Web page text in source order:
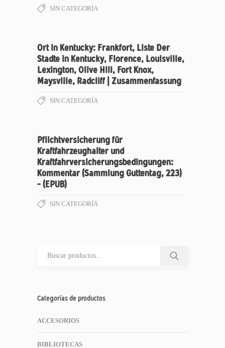
SIN CATEGORÍA
Ort in Kentucky: Frankfort, Liste Der
Stadte in Kentucky, Florence, Louisville,
Lexington, Olive Hill, Fort Knox,
Maysville, Radcliff | Zusammenfassung
SIN CATEGORÍA
Pflichtversicherung für
Kraftfahrzeughalter und
Kraftfahrversicherungsbedingungen:
Kommentar (Sammlung Guttentag, 223)
– (EPUB)
SIN CATEGORÍA
Categorías de productos
ACCESORIOS
BIBLIOTECAS